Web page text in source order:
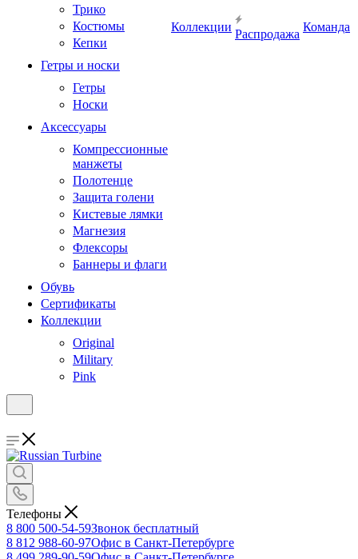
Трико
Костюмы
Кепки
Гетры и носки
Гетры
Носки
Аксессуары
Компрессионные
манжеты
Полотенце
Защита голени
Кистевые лямки
Магнезия
Флексоры
Баннеры и флаги
Обувь
Сертификаты
Коллекции
Original
Military
Pink
Коллекции
Распродажа
Команда
Телефоны
8 800 500-54-59Звонок бесплатный
8 812 988-60-97Офис в Санкт-Петербурге